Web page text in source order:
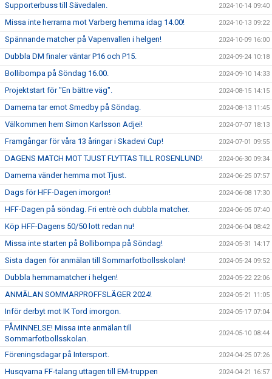
Supporterbuss till Sävedalen. 2024-10-14 09:40
Missa inte herrarna mot Varberg hemma idag 14.00! 2024-10-13 09:22
Spännande matcher på Vapenvallen i helgen! 2024-10-09 16:00
Dubbla DM finaler väntar P16 och P15. 2024-09-24 10:18
Bollibompa på Söndag 16.00. 2024-09-10 14:33
Projektstart för "En bättre väg". 2024-08-15 14:15
Damerna tar emot Smedby på Söndag. 2024-08-13 11:45
Välkommen hem Simon Karlsson Adjei! 2024-07-07 18:13
Framgångar för våra 13 åringar i Skadevi Cup! 2024-07-01 09:55
DAGENS MATCH MOT TJUST FLYTTAS TILL ROSENLUND! 2024-06-30 09:34
Damerna vänder hemma mot Tjust. 2024-06-25 07:57
Dags för HFF-Dagen imorgon! 2024-06-08 17:30
HFF-Dagen på söndag. Fri entrè och dubbla matcher. 2024-06-05 07:40
Köp HFF-Dagens 50/50 lott redan nu! 2024-06-04 08:42
Missa inte starten på Bollibompa på Söndag! 2024-05-31 14:17
Sista dagen för anmälan till Sommarfotbollsskolan! 2024-05-24 09:52
Dubbla hemmamatcher i helgen! 2024-05-22 22:06
ANMÄLAN SOMMARPROFFSLÄGER 2024! 2024-05-21 11:05
Inför derbyt mot IK Tord imorgon. 2024-05-17 07:04
PÅMINNELSE! Missa inte anmälan till
Sommarfotbollsskolan.
2024-05-10 08:44
Föreningsdagar på Intersport. 2024-04-25 07:26
Husqvarna FF-talang uttagen till EM-truppen 2024-04-21 16:57